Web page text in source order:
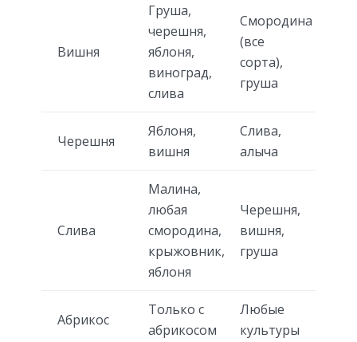
Вишня
Груша,
черешня,
яблоня,
виноград,
слива
Смородина
(все
сорта),
груша
Черешня
Яблоня,
вишня
Слива,
алыча
Слива
Малина,
любая
смородина,
крыжовник,
яблоня
Черешня,
вишня,
груша
Абрикос
Только с
абрикосом
Любые
культуры